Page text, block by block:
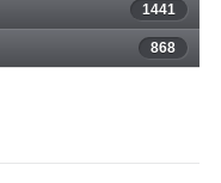
1441
868